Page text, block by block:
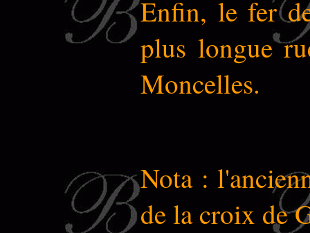
Enfin, le fer
plus longue
Moncelles.
Nota :
de la croix de